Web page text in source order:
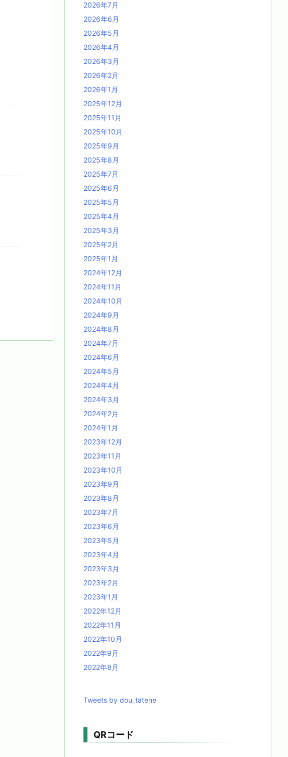
2026年7月
2026年6月
2026年5月
2026年4月
2026年3月
2026年2月
2026年1月
2025年12月
2025年11月
2025年10月
2025年9月
2025年8月
2025年7月
2025年6月
2025年5月
2025年4月
2025年3月
2025年2月
2025年1月
2024年12月
2024年11月
2024年10月
2024年9月
2024年8月
2024年7月
2024年6月
2024年5月
2024年4月
2024年3月
2024年2月
2024年1月
2023年12月
2023年11月
2023年10月
2023年9月
2023年8月
2023年7月
2023年6月
2023年5月
2023年4月
2023年3月
2023年2月
2023年1月
2022年12月
2022年11月
2022年10月
2022年9月
2022年8月
Tweets by dou_tatene
QRコード